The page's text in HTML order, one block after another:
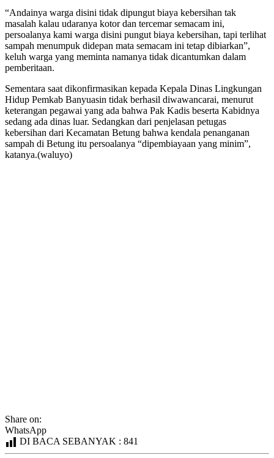
“Andainya warga disini tidak dipungut biaya kebersihan tak
masalah kalau udaranya kotor dan tercemar semacam ini,
persoalanya kami warga disini pungut biaya kebersihan, tapi terlihat
sampah menumpuk didepan mata semacam ini tetap dibiarkan”,
keluh warga yang meminta namanya tidak dicantumkan dalam
pemberitaan.
Sementara saat dikonfirmasikan kepada Kepala Dinas Lingkungan
Hidup Pemkab Banyuasin tidak berhasil diwawancarai, menurut
keterangan pegawai yang ada bahwa Pak Kadis beserta Kabidnya
sedang ada dinas luar. Sedangkan dari penjelasan petugas
kebersihan dari Kecamatan Betung bahwa kendala penanganan
sampah di Betung itu persoalanya “dipembiayaan yang minim”,
katanya.(waluyo)
Share on:
WhatsApp
DI BACA SEBANYAK : 841